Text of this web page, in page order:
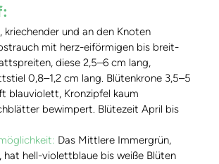
kriechender und an den Knoten
mit herz-eiförmigen bis breit-
diese 2,5–6 cm lang,
0,8–1,2 cm lang. Blütenkrone 3,5–5
blauviolett, Kronzipfel kaum
bewimpert. Blütezeit April bis
Das Mittlere Immergrün,
, hat hell-violettblaue bis weiße Blüten